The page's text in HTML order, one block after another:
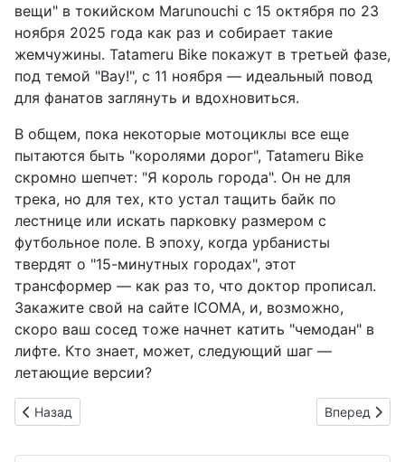
вещи" в токийском Marunouchi с 15 октября по 23
ноября 2025 года как раз и собирает такие
жемчужины. Tatameru Bike покажут в третьей фазе,
под темой "Вау!", с 11 ноября — идеальный повод
для фанатов заглянуть и вдохновиться.
В общем, пока некоторые мотоциклы все еще
пытаются быть "королями дорог", Tatameru Bike
скромно шепчет: "Я король города". Он не для
трека, но для тех, кто устал тащить байк по
лестнице или искать парковку размером с
футбольное поле. В эпоху, когда урбанисты
твердят о "15-минутных городах", этот
трансформер — как раз то, что доктор прописал.
Закажите свой на сайте ICOMA, и, возможно,
скоро ваш сосед тоже начнет катить "чемодан" в
лифте. Кто знает, может, следующий шаг —
летающие версии?
Предыдущий: Jeep SPOTICAR в Осаке: Где подержанные
Назад Следующий:
Вперед